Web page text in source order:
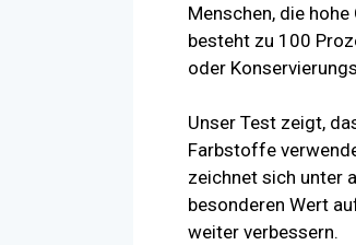
Menschen, die
besteht zu 100
oder
Unser Test zeigt,
Farbstoffe
zeichnet sich unter
besonderen Wert
weiter verbessern.